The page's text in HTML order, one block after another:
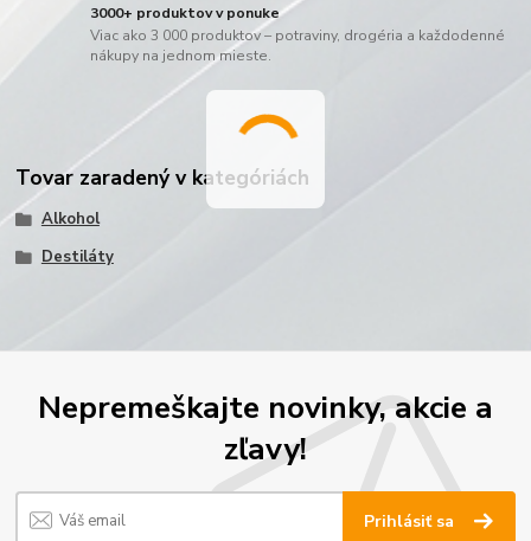
3000+ produktov v ponuke
Viac ako 3 000 produktov – potraviny, drogéria a každodenné
nákupy na jednom mieste.
Tovar zaradený v kategóriách
Alkohol
Destiláty
Nepremeškajte novinky, akcie a
zľavy!
Prihlásiť sa